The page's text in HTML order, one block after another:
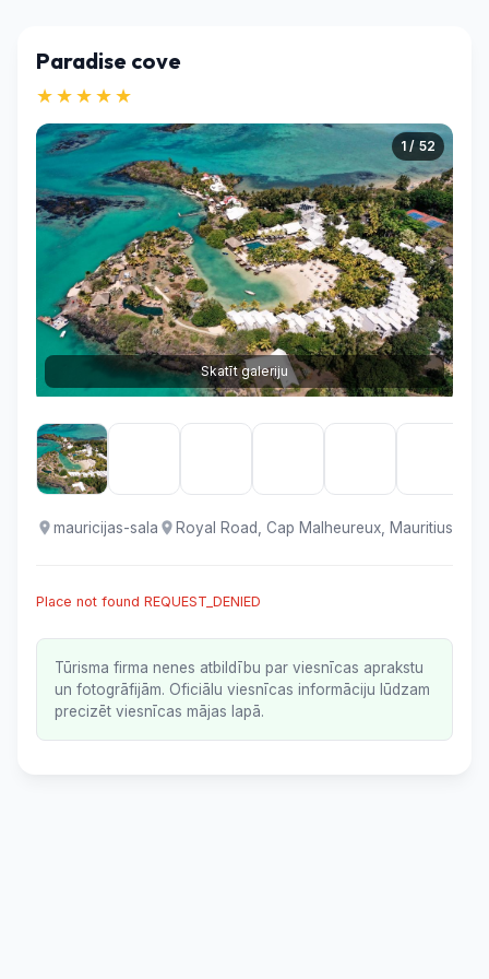
Paradise cove
★★★★★
1 / 52
Skatīt galeriju
mauricijas-sala Royal Road, Cap Malheureux, Mauritius
Place not found REQUEST_DENIED
Tūrisma firma nenes atbildību par viesnīcas aprakstu
un fotogrāfijām. Oficiālu viesnīcas informāciju lūdzam
precizēt viesnīcas mājas lapā.